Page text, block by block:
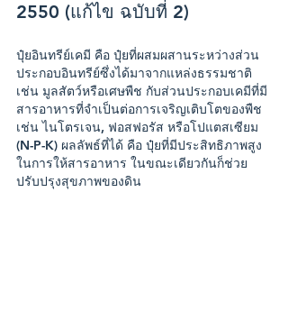
2550 (แก้ไข ฉบับที่ 2)
ปุ๋ยอินทรีย์เคมี คือ ปุ๋ยที่ผสมผสานระหว่างส่วน
ประกอบอินทรีย์ซึ่งได้มาจากแหล่งธรรมชาติ
เช่น มูลสัตว์หรือเศษพืช กับส่วนประกอบเคมีที่มี
สารอาหารที่จำเป็นต่อการเจริญเติบโตของพืช
เช่น ไนโตรเจน, ฟอสฟอรัส หรือโปแตสเซียม
(N-P-K) ผลลัพธ์ที่ได้ คือ ปุ๋ยที่มีประสิทธิภาพสูง
ในการให้สารอาหาร ในขณะเดียวกันก็ช่วย
ปรับปรุงสุขภาพของดิน